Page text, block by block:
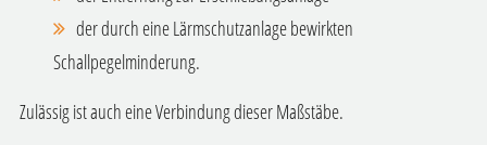
der durch eine Lärmschutzanlage bewirkten
Schallpegelminderung.
Zulässig ist auch eine Verbindung dieser Maßstäbe.